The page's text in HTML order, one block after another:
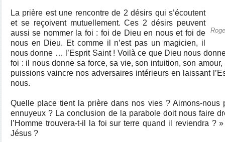
La prière est une rencontre de 2 désirs qui s’écoutent
et se reçoivent mutuellement. Ces 2 désirs peuvent
aussi se nommer la foi : foi de Dieu en nous et foi de
nous en Dieu. Et comme il n’est pas un magicien, il
nous donne … l’Esprit Saint ! Voilà ce que Dieu nous
foi : il nous donne sa force, sa vie, son intuition, son
puissions vaincre nos adversaires intérieurs en laissant
nous.
Quelle place tient la prière dans nos vies ? Aimons-nous
ennuyeux ? La conclusion de la parabole doit nous faire
l’Homme trouvera-t-il la foi sur terre quand il reviendra ?
Jésus ?